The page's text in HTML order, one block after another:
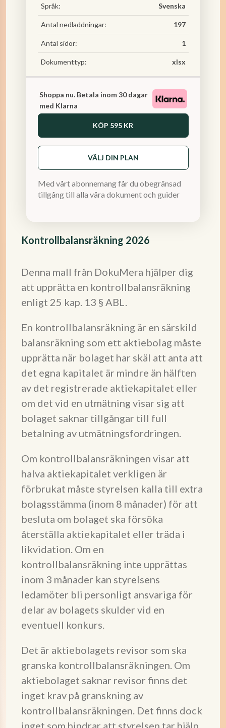
Kontrollbalansräkning 2026
Denna mall från DokuMera hjälper dig
att upprätta en kontrollbalansräkning
enligt 25 kap. 13 § ABL.
En kontrollbalansräkning är en särskild
balansräkning som ett aktiebolag måste
upprätta när bolaget har skäl att anta att
det egna kapitalet är mindre än hälften
av det registrerade aktiekapitalet eller
om det vid en utmätning visar sig att
bolaget saknar tillgångar till full
betalning av utmätningsfordringen.
Om kontrollbalansräkningen visar att
halva aktiekapitalet verkligen är
förbrukat måste styrelsen kalla till extra
bolagsstämma (inom 8 månader) för att
besluta om bolaget ska försöka
återställa aktiekapitalet eller träda i
likvidation. Om en
kontrollbalansräkning inte upprättas
inom 3 månader kan styrelsens
ledamöter bli personligt ansvariga för
delar av bolagets skulder vid en
eventuell konkurs.
Det är aktiebolagets revisor som ska
granska kontrollbalansräkningen. Om
aktiebolaget saknar revisor finns det
inget krav på granskning av
kontrollbalansräkningen. Det finns dock
inget som hindrar att styrelsen tar hjälp
Språk: Svenska
Antal nedladdningar: 197
Antal sidor: 1
Dokumenttyp: xlsx
Shoppa nu. Betala inom 30 dagar
med Klarna
KÖP 595 KR
VÄLJ DIN PLAN
Med vårt abonnemang får du obegränsad
tillgång till alla våra dokument och guider